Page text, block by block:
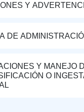
Y
DE
Y MANEJO
O